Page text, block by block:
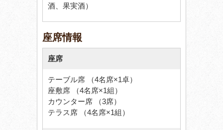
酒、果実酒）
座席情報
座席
テーブル席 （4名席×1卓）
座敷席 （4名席×1組）
カウンター席 （3席）
テラス席 （4名席×1組）